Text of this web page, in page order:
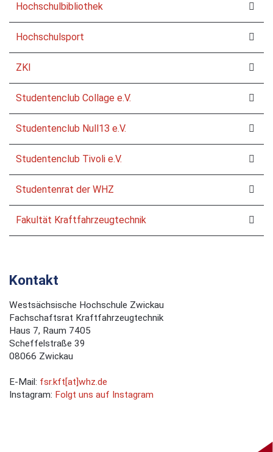
Hochschulbibliothek
Hochschulsport
ZKI
Studentenclub Collage e.V.
Studentenclub Null13 e.V.
Studentenclub Tivoli e.V.
Studentenrat der WHZ
Fakultät Kraftfahrzeugtechnik
Kontakt
Westsächsische Hochschule Zwickau
Fachschaftsrat Kraftfahrzeugtechnik
Haus 7, Raum 7405
Scheffelstraße 39
08066 Zwickau
E-Mail: fsr.kft[at]whz.de
Instagram: Folgt uns auf Instagram